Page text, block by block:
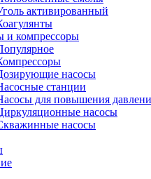
активированный
и компрессоры
насосы
станции
для повышения
насосы
насосы